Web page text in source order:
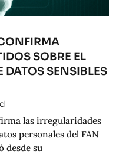
SOBRE EL
DATOS SENSIBLES
las irregularidades
personales del FAN
desde su